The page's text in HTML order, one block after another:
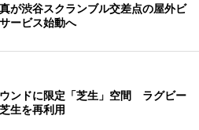
が渋谷スクランブル交差点の屋外ビ
ービス始動へ
ンドに限定「芝生」空間 ラグビー
生を再利用